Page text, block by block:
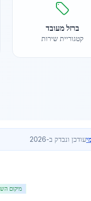
ברזל מעובד
קטגוריית שירות
עודכן ונבדק ב-2026
מיקום